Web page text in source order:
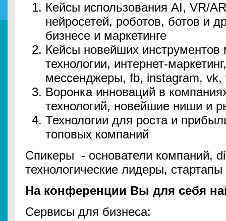
Кейсы использования AI, VR/
нейросетей, роботов, ботов и
бизнесе и маркетинге
Кейсы новейших инструментов
технологии, интернет-
мессенджеры, fb, instagram, vk,
Воронка инноваций в
технологий, новейшие ниши и
Технологии для роста и
топовых компаний
Cпикеры - основатели компаний,
технологические лидеры,
На конференции Вы для себя
Сервисы для бизнеса: